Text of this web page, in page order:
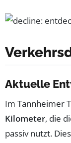
Aktuelle
Im Tannheimer
Kilometer, die
passiv nutzt.